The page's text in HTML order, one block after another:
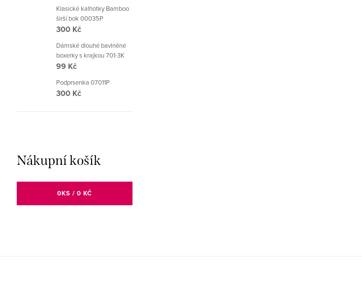
Klasické kalhotky Bamboo
širší bok 00035P
300 Kč
Dámské dlouhé bavlněné
boxerky s krajkou 701-3K
99 Kč
Podprsenka 07011P
300 Kč
Nákupní košík
0KS / 0 KČ